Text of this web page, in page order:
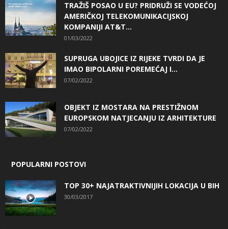
TRAŽIŠ POSAO U EU? PRIDRUŽI SE VODEĆOJ
AMERIČKOJ TELEKOMUNIKACIJSKOJ
KOMPANIJI AT&T...
01/03/2022
SUPRUGA UBOJICE IZ RIJEKE TVRDI DA JE
IMAO BIPOLARNI POREMEĆAJ I...
07/02/2022
OBJEKT IZ MOSTARA NA PRESTIŽNOM
EUROPSKOM NATJECANJU IZ ARHITEKTURE
07/02/2022
POPULARNI POSTOVI
TOP 30+ NAJATRAKTIVNIJIH LOKACIJA U BIH
30/03/2017